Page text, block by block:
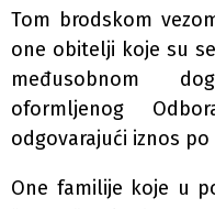
Tom brodskom
one obitelji koje su
međusobnom
oformljenog
odgovarajući iznos
One familije koje u